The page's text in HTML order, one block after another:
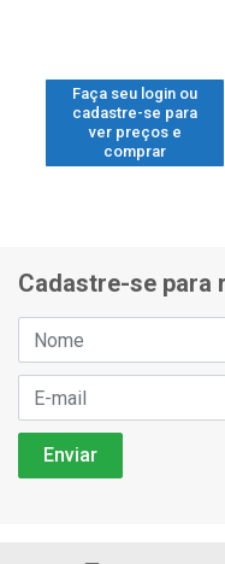
Faça seu login ou
cadastre-se para
ver preços e
comprar
Cadastre-se para